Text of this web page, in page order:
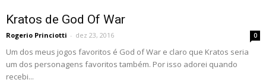
Kratos de God Of War
Rogerio Princiotti - dez 23, 2016 0
Um dos meus jogos favoritos é God of War e claro que Kratos seria
um dos personagens favoritos também. Por isso adorei quando
recebi...